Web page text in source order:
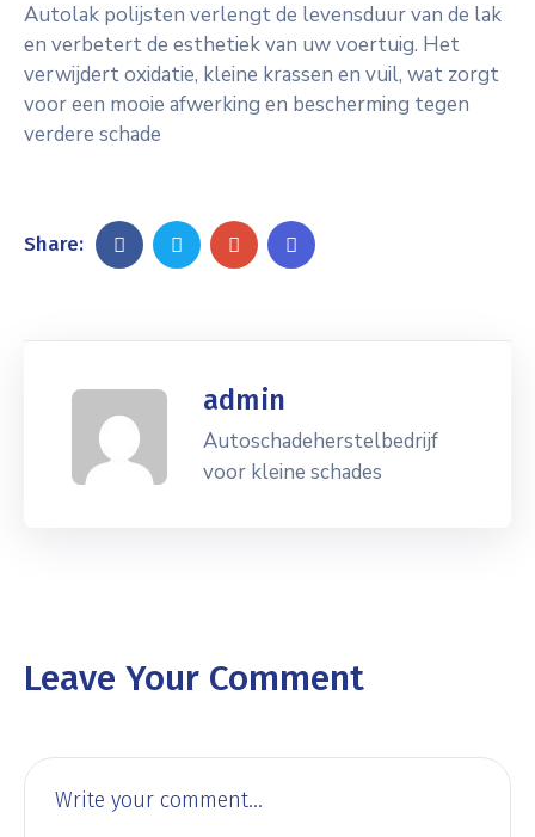
Autolak polijsten verlengt de levensduur van de lak
en verbetert de esthetiek van uw voertuig. Het
verwijdert oxidatie, kleine krassen en vuil, wat zorgt
voor een mooie afwerking en bescherming tegen
verdere schade
Share:
admin
Autoschadeherstelbedrijf
voor kleine schades
Leave Your Comment